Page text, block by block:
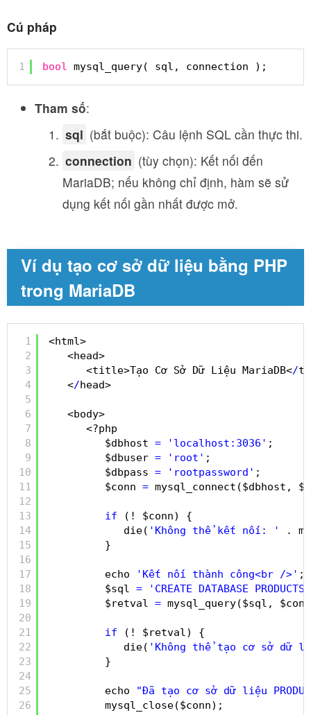
Cú pháp
1 bool mysql_query( sql, connection );
Tham số:
sql (bắt buộc): Câu lệnh SQL cần thực thi.
connection (tùy chọn): Kết nối đến
MariaDB; nếu không chỉ định, hàm sẽ sử
dụng kết nối gần nhất được mở.
Ví dụ tạo cơ sở dữ liệu bằng PHP
trong MariaDB
1
2
3
4
5
6
7
8
9
10
11
12
13
14
15
16
17
18
19
20
21
22
23
24
25
26
<html>
<head>
<title>Tạo Cơ Sở Dữ Liệu MariaDB</
</head>
<body>
<?php
$dbhost = 'localhost:3036' ;
$dbuser = 'root' ;
$dbpass = 'rootpassword' ;
$conn = mysql_connect($dbhost,
if
(! $conn) {
die( 'Không thể kết nối: '
.
}
echo 'Kết nối thành công<br />' ;
$sql =
'CREATE DATABASE PRODUCTS'
$retval = mysql_query($sql,
if
(! $retval) {
die( 'Không thể tạo cơ sở dữ
}
echo
"Đã tạo cơ sở dữ liệu
mysql_close($conn);